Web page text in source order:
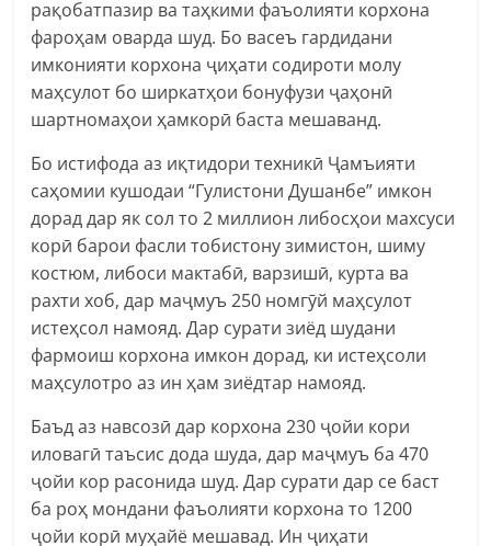
рақобатпазир ва таҳкими фаъолияти корхона
фароҳам оварда шуд. Бо васеъ гардидани
имконияти корхона ҷиҳати содироти молу
маҳсулот бо ширкатҳои бонуфузи ҷаҳонӣ
шартномаҳои ҳамкорӣ баста мешаванд.
Бо истифода аз иқтидори техникӣ Ҷамъияти
саҳомии кушодаи “Гулистони Душанбе” имкон
дорад дар як сол то 2 миллион либосҳои махсуси
корӣ барои фасли тобистону зимистон, шиму
костюм, либоси мактабӣ, варзишӣ, курта ва
рахти хоб, дар маҷмуъ 250 номгӯй маҳсулот
истеҳсол намояд. Дар сурати зиёд шудани
фармоиш корхона имкон дорад, ки истеҳсоли
маҳсулотро аз ин ҳам зиёдтар намояд.
Баъд аз навсозӣ дар корхона 230 ҷойи кори
иловагӣ таъсис дода шуда, дар маҷмуъ ба 470
ҷойи кор расонида шуд. Дар сурати дар се баст
ба роҳ мондани фаъолияти корхона то 1200
ҷойи корӣ муҳайё мешавад. Ин ҷиҳати